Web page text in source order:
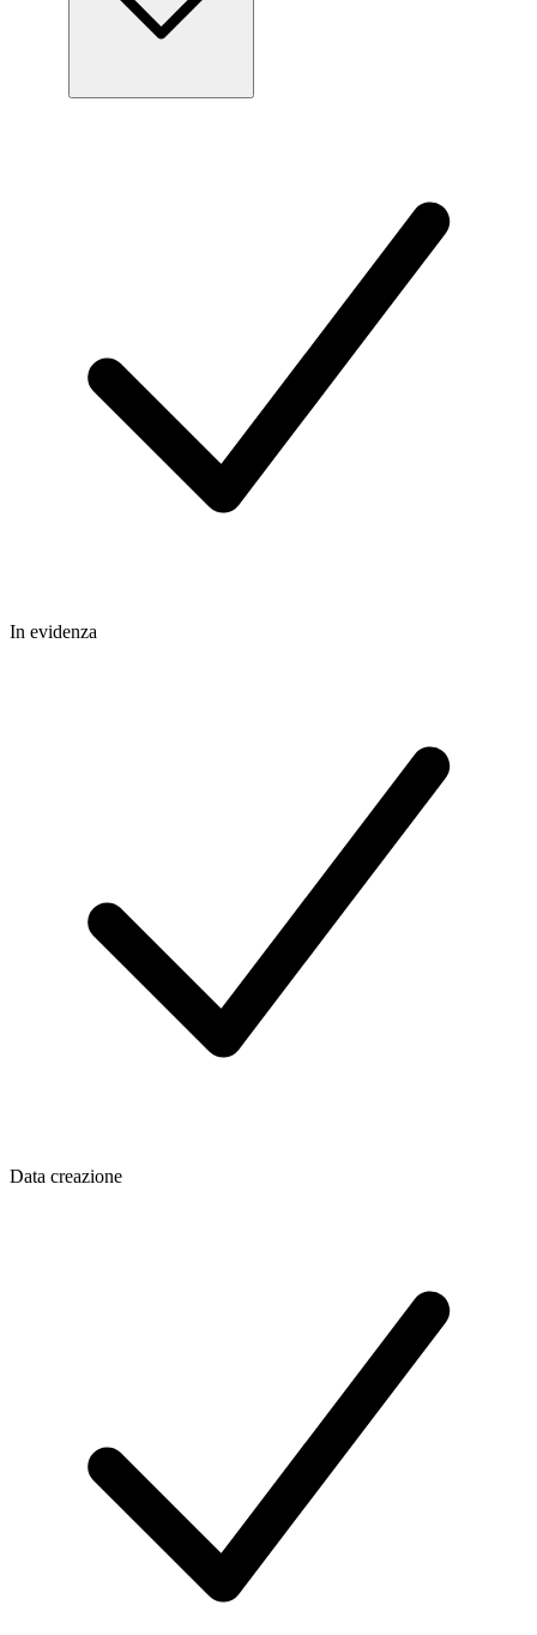
In evidenza
Data creazione